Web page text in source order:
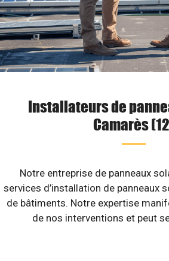
Installateurs de
Camarès
Notre entreprise de panneaux
services d’installation de panneaux
de bâtiments. Notre expertise
de nos interventions et peut